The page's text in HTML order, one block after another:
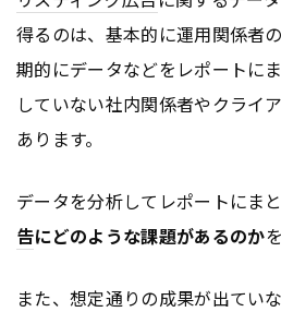
得るのは、基本的に運用関係者
期的にデータなどをレポートに
していない社内関係者やクライ
あります。
データを分析してレポートにまと
告にどのような課題があるのか
また、想定通りの成果が出てい